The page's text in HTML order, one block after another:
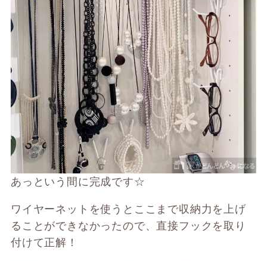
あっという間に完成です☆
ワイヤーネットを使うとここまで収納力を上げ
ることができなかったので、直接フックを取り
付けて正解！